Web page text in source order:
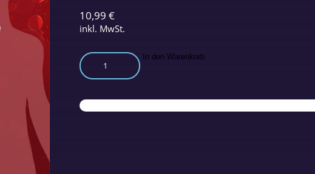
10,99 €
inkl. MwSt.
E-
Paper:
Nr.
241
In den Warenkorb